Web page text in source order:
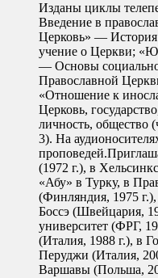
Изданы циклы
Введение в
Церковь» — История
учение о Церкви;
— Основы
Православной
«Отношение к
Церковь,
личность, общество
3). На
(1972 г.), в
«Абу» в Турку, в
(Финляндия, 1975
Боссэ (Швейцария,
университет (ФРГ,
(Италия, 1988 г.), в
Перуджи (Италия,
Варшавы (Польша,